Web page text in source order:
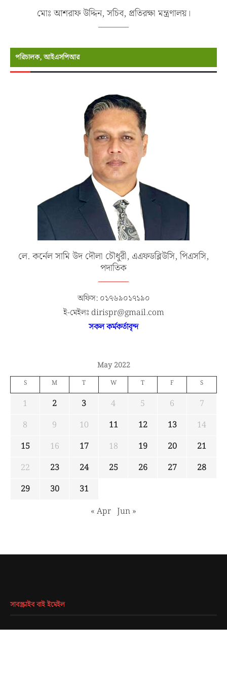
মোঃ আশরাফ উদ্দিন, সচিব, প্রতিরক্ষা মন্ত্রণালয়।
পরিচালক, আইএসপিআর
লে. কর্নেল সামি উদ দৌলা চৌধুরী, এএফডব্লিউসি, পিএসসি,
পদাতিক
অফিস: ০১৭৬৯০১৭১৯০
ই-মেইলঃ dirispr@gmail.com
সকল কর্মকর্তাবৃন্দ
May 2022
S M T W T F S
1 2 3 4 5 6
7
8
9 10 11 12 13
14
15
16 17 18 19 20
21
22
23 24 25 26 27
28
29
30
31
« Apr Jun »
সাবস্ক্রাইব বাই ইমেইল